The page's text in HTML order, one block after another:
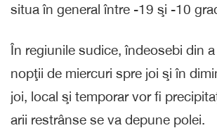
situa în general între -19 şi -10
În regiunile sudice, îndeosebi din
nopţii de miercuri spre joi şi în
joi, local şi temporar vor fi
arii restrânse se va depune polei.